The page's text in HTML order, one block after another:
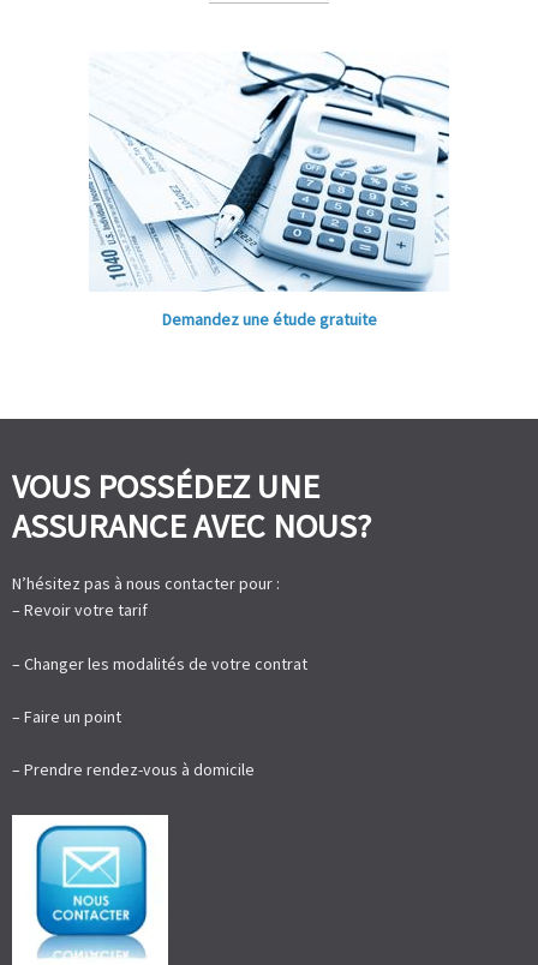
Demandez une étude gratuite
VOUS POSSÉDEZ UNE
ASSURANCE AVEC NOUS?
N’hésitez pas à nous contacter pour :
– Revoir votre tarif
– Changer les modalités de votre contrat
– Faire un point
– Prendre rendez-vous à domicile